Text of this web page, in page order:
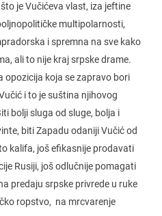
je Vučićeva vlast, iza jeftine
multipolarnosti,
i spremna na sve kako
ali to nije kraj srpske drame.
opozicija koja se zapravo bori
i to je suština njihovog
bolji sluga od sluge, bolja i
biti Zapadu odaniji Vučić od
kalifa, još efikasnije prodavati
Rusiji, još odlučnije pomagati
predaju srpske privrede u ruke
ropstvo, na mrcvarenje